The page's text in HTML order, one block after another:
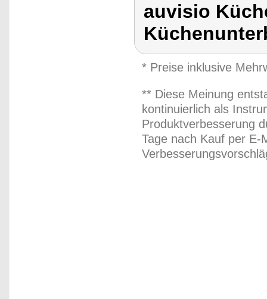
auvisio
* Preise inklusive
** Diese Meinung
kontinuierlich als
Produktverbesserung
Tage nach Kauf per E-